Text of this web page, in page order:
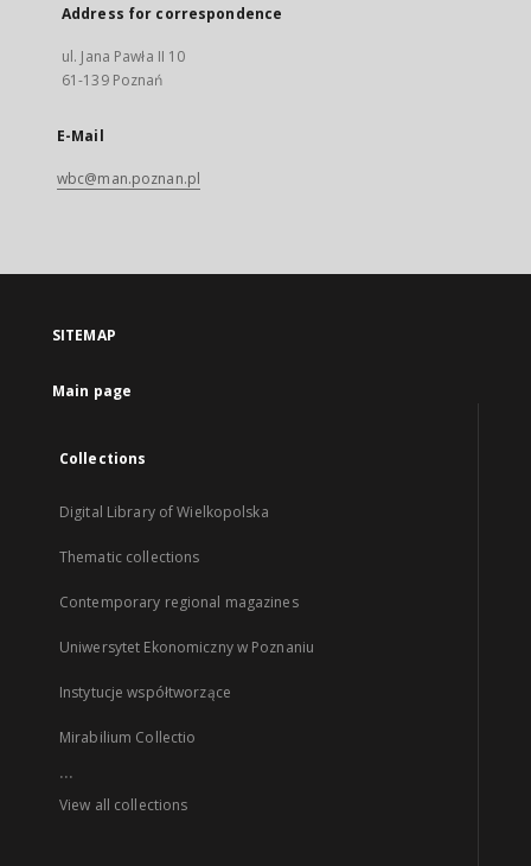
Address for correspondence
ul. Jana Pawła II 10
61-139 Poznań
E-Mail
wbc@man.poznan.pl
SITEMAP
Main page
Collections
Digital Library of Wielkopolska
Thematic collections
Contemporary regional magazines
Uniwersytet Ekonomiczny w Poznaniu
Instytucje współtworzące
Mirabilium Collectio
...
View all collections